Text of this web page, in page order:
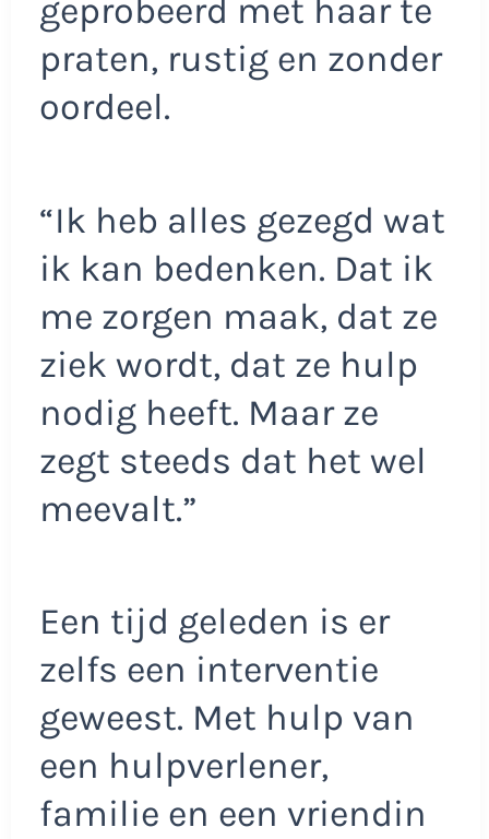
geprobeerd met haar te
praten, rustig en zonder
oordeel.
“Ik heb alles gezegd wat
ik kan bedenken. Dat ik
me zorgen maak, dat ze
ziek wordt, dat ze hulp
nodig heeft. Maar ze
zegt steeds dat het wel
meevalt.”
Een tijd geleden is er
zelfs een interventie
geweest. Met hulp van
een hulpverlener,
familie en een vriendin